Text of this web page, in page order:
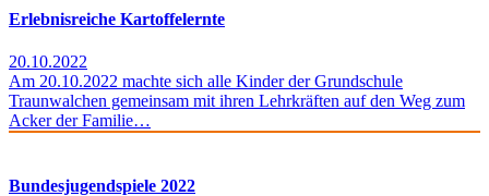
Erlebnisreiche Kartoffelernte
20.10.2022
Am 20.10.2022 machte sich alle Kinder der Grundschule
Traunwalchen gemeinsam mit ihren Lehrkräften auf den Weg zum
Acker der Familie…
Bundesjugendspiele 2022